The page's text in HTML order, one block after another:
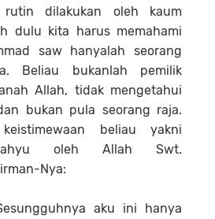
dilakukan oleh kaum
dulu kita harus memahami
saw hanyalah seorang
Beliau bukanlah pemilik
Allah, tidak mengetahui
bukan pula seorang raja.
beliau yakni
oleh Allah Swt.
Nya:
aku ini hanya